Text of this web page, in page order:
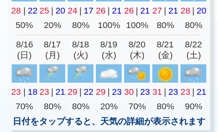
28 22 25 20 24 17 26 21 26 21 27 21 28
20
50%
20% 80% 100% 100% 80% 80%
8/16
(日)
8/17
(月)
8/18
(火)
8/19
(水)
8/20
(木)
8/21
(金)
8/22
(土)
23 18 23 21 29 22 29 23 30 23 31 23 23
21
70%
80% 80% 20% 70% 80%
90%
日付をタップすると、天気の詳細が表示されます